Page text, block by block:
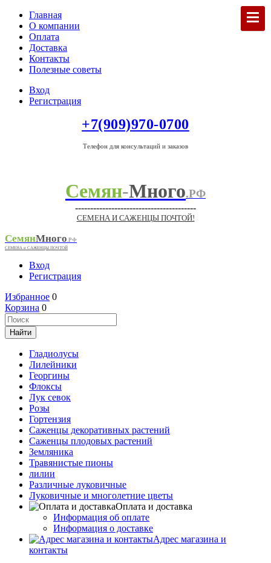
Главная
О компании
Оплата
Доставка
Контакты
Полезные советы
Вход
Регистрация
+7(909)970-0700
Телефон для консультаций и заказов
Семян-Много.РФ
----------------------------------------
СЕМЕНА И САЖЕНЦЫ ПОЧТОЙ!
СемянМного.РФ
СЕМЕНА и САЖЕНЦЫ ПОЧТОЙ
Вход
Регистрация
Избранное 0
Корзина 0
Гладиолусы
Лилейники
Георгины
Флоксы
Лук севок
Розы
Гортензия
Саженцы декоративных растений
Саженцы плодовых растений
Земляника
Травянистые пионы
лилии
Различные луковичные
Луковичные и многолетние цветы
Оплата и доставка
Информация об оплате
Информация о доставке
Адрес магазина и
контакты